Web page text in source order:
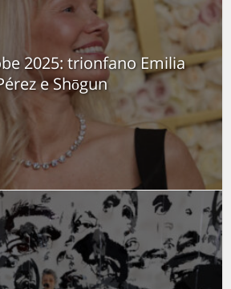
2025: trionfano Emilia
e Shōgun